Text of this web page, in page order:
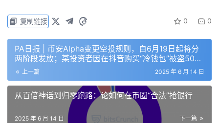
——以下为研报原文——
执行摘要
稳定币是否会重塑全球金融已不再是问题，而是如何重塑的
问题。
在早期，稳定币的增长以总供应量来衡量。关键挑战是信
0 0
复制链接
PA日报 | 币安Alpha变更空投规则，自6月19日起将分
两阶段发放；某投资者因在抖音购买“冷钱包”被盗5000
万元加密资产
上一篇 2025 年 6 月 14 日
从百倍神话到归零跑路：论如何在币圈“合法”抢银行
下一篇
2025 年 6 月 14 日